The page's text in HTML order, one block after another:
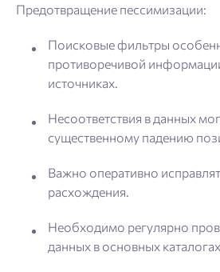
Предотвращение пессимизации:
Поисковые фильтры
противоречивой
источниках.
Несоответствия в данных
существенному падению
Важно оперативно
расхождения.
Необходимо регулярно
данных в основных каталогах.